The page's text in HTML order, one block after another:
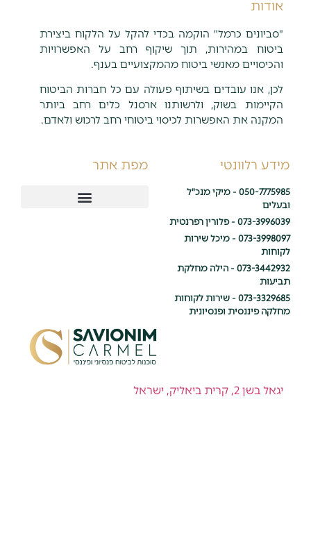
אודות
"סביונים כרמל" הוקמה בכדי להקל על הלקוח ביצירת
ביטוח במהירות, תוך שיקוף רחב על האפשרויות
והכיסויים מאנשי ביטוח מהמקצועיים בענף.
לכן, אנו עובדים בשיתוף פעולה עם כל חברות הביטוח
הקיימות בשוק, ולרשותנו ארסנל כלים רחב ביותר
המקנה את האפשרות לכיסוי ביטוחי רחב לרכוש ולאדם.
מידע רלוונטי
050-7775985 - מיקי מנכ"ל
ובעלים
073-3996039 - פלורין רפרנטית
073-3998097 - מיכל שירות
לקוחות
073-3442932 - הילה מחלקת
תביעות
073-3329685 - שירות לקוחות
מחלקה פיננסית ופנסיונית
מפת אתר
יגאל בשן 2, קרית ביאליק, ישראל